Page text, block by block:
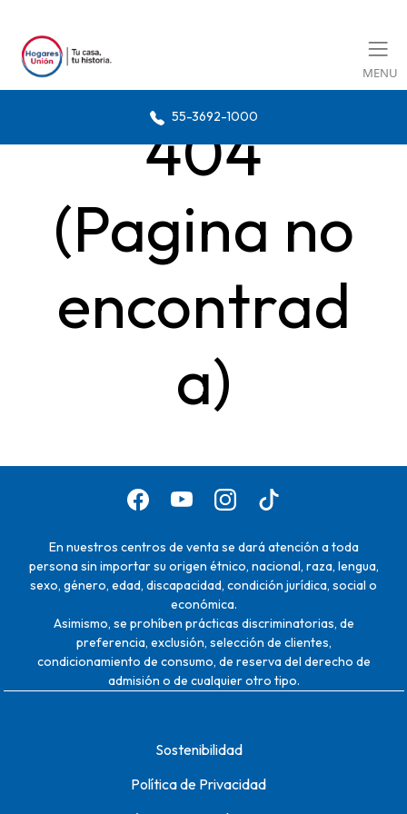
MENU
55-3692-1000
404
(Pagina no
encontrad
a)
En nuestros centros de venta se dará atención a toda
persona sin importar su origen étnico, nacional, raza, lengua,
sexo, género, edad, discapacidad, condición jurídica, social o
económica.
Asimismo, se prohíben prácticas discriminatorias, de
preferencia, exclusión, selección de clientes,
condicionamiento de consumo, de reserva del derecho de
admisión o de cualquier otro tipo.
Sostenibilidad
Política de Privacidad